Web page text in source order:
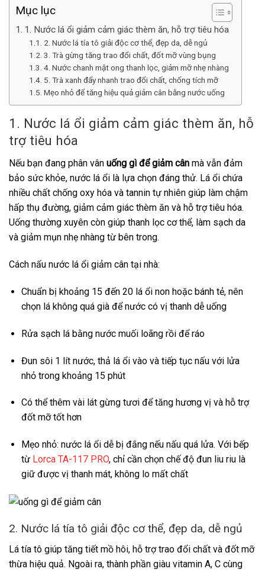
Mục lục
1. Nước lá ổi giảm cảm giác thèm ăn, hỗ trợ tiêu hóa
2. Nước lá tía tô giải độc cơ thể, đẹp da, dễ ngủ
3. Trà gừng tăng trao đổi chất, đốt mỡ vùng bụng
4. Nước chanh mật ong thanh lọc, giảm mỡ nhẹ nhàng
5. Trà xanh đẩy nhanh trao đổi chất, chống tích mỡ
Mẹo nhỏ để tăng hiệu quả giảm cân bằng nước uống
1. Nước lá ổi giảm cảm giác thèm ăn, hỗ
trợ tiêu hóa
Nếu bạn đang phân vân uống gì để giảm cân mà vẫn đảm
bảo sức khỏe, nước lá ổi là lựa chọn đáng thử. Lá ổi chứa
nhiều chất chống oxy hóa và tannin tự nhiên giúp làm chậm
hấp thụ đường, giảm cảm giác thèm ăn và hỗ trợ tiêu hóa.
Uống thường xuyên còn giúp thanh lọc cơ thể, làm sạch da
và giảm mụn nhẹ nhàng từ bên trong.
Cách nấu nước lá ổi giảm cân tại nhà:
Chuẩn bị khoảng 15 đến 20 lá ổi non hoặc bánh tẻ, nên
chọn lá không quá già để nước có vị thanh dễ uống
Rửa sạch lá bằng nước muối loãng rồi để ráo
Đun sôi 1 lít nước, thả lá ổi vào và tiếp tục nấu với lửa
nhỏ trong khoảng 15 phút
Có thể thêm vài lát gừng tươi để tăng hương vị và hỗ trợ
đốt mỡ tốt hơn
Mẹo nhỏ: nước lá ổi dễ bị đắng nếu nấu quá lửa. Với bếp
từ Lorca TA-117 PRO, chỉ cần chọn chế độ đun liu riu là
giữ được vị thanh mát, không lo mất chất
2. Nước lá tía tô giải độc cơ thể, đẹp da, dễ ngủ
Lá tía tô giúp tăng tiết mồ hôi, hỗ trợ trao đổi chất và đốt mỡ
thừa hiệu quả. Ngoài ra, thành phần giàu vitamin A, C cùng